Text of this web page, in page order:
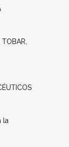
la